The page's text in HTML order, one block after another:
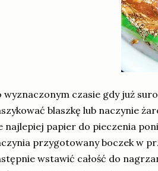
wyznaczonym czasie gdy już
blaszkę lub naczynie
najlepiej papier do pieczenia
przygotowany boczek w
wstawić całość do